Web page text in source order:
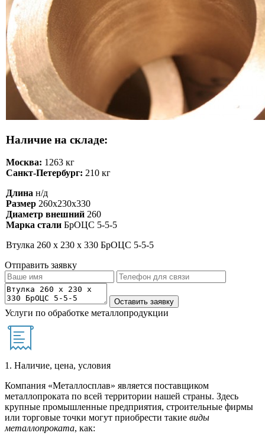
Наличие на складе:
Москва: 1263 кг
Санкт-Петербург: 210 кг
Длина н/д
Размер 260х230х330
Диаметр внешний 260
Марка стали БрОЦС 5-5-5
Втулка 260 х 230 х 330 БрОЦС 5-5-5
Отправить заявку
Услуги по обработке металлопродукции
1. Наличие, цена, условия
Компания «Металлосплав» является поставщиком
металлопроката по всей территории нашей страны. Здесь
крупные промышленные предприятия, строительные фирмы
или торговые точки могут приобрести такие виды
металлопроката, как: